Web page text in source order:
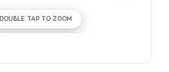
DOUBLE TAP TO ZOOM